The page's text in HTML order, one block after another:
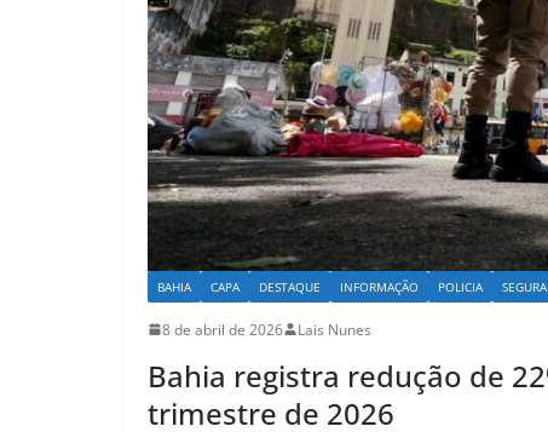
BAHIA CAPA DESTAQUE INFORMAÇÃO POLICIA
8 de abril de 2026 Lais Nunes
Bahia registra redução de
trimestre de 2026